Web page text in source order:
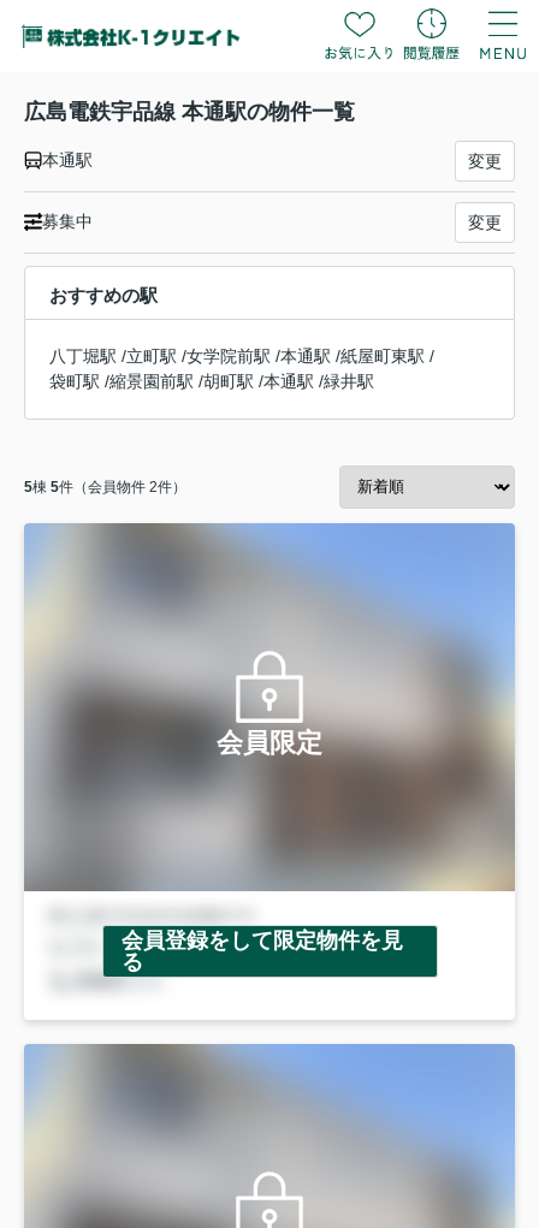
広島電鉄宇品線 本通駅の物件一覧
本通駅 変更
募集中 変更
おすすめの駅
八丁堀駅 /立町駅 /女学院前駅 /本通駅 /紙屋町東駅 /
袋町駅 /縮景園前駅 /胡町駅 /本通駅 /緑井駅
5棟 5件（会員物件 2件）
会員限定
会員登録をして限定物件を見
る